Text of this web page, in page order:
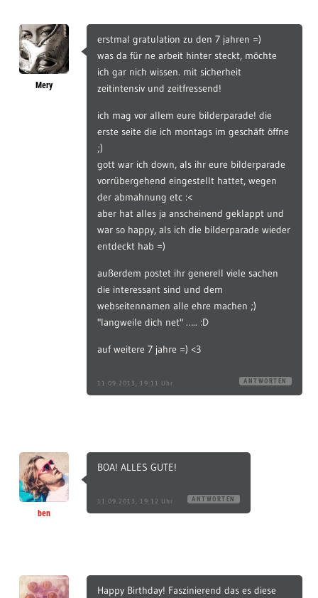
Mery
erstmal gratulation zu den 7 jahren =)
was da für ne arbeit hinter steckt, möchte
ich gar nich wissen. mit sicherheit
zeitintensiv und zeitfressend!
ich mag vor allem eure bilderparade! die
erste seite die ich montags im geschäft öffne
;)
gott war ich down, als ihr eure bilderparade
vorrübergehend eingestellt hattet, wegen
der abmahnung etc :<
aber hat alles ja anscheinend geklappt und
war so happy, als ich die bilderparade wieder
entdeckt hab =)
außerdem postet ihr generell viele sachen
die interessant sind und dem
webseitennamen alle ehre machen ;)
"langweile dich net" ….. :D
auf weitere 7 jahre =) <3
11.09.2013, 19:11 Uhr ANTWORTEN
ben
BOA! ALLES GUTE!
11.09.2013, 19:12 Uhr ANTWORTEN
Happy Birthday! Faszinierend das es diese